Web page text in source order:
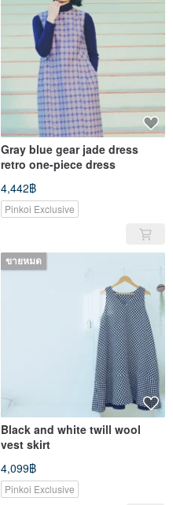
Gray blue gear jade dress
retro one-piece dress
4,442฿
Pinkoi Exclusive
ขายหมด
Black and white twill wool
vest skirt
4,099฿
Pinkoi Exclusive